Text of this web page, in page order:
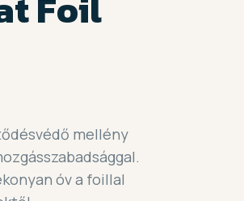
mellény
óv a foillal